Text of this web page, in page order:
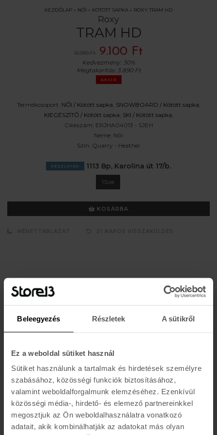
Beleegyezés Részletek A sütikről
Ez a weboldal sütiket használ
Sütiket használunk a tartalmak és hirdetések személyre
szabásához, közösségi funkciók biztosításához,
valamint weboldalforgalmunk elemzéséhez. Ezenkívül
közösségi média-, hirdető- és elemező partnereinkkel
megosztjuk az Ön weboldalhasználatra vonatkozó
adatait, akik kombinálhatják az adatokat más olyan
KEZDŐLAP » NŐI » KÖTÖTT SAPKA » ROXY TRAM HD
Roxy
TRAM HD
12.990 Ft 9.100 Ft
Kedvezmény: 30%
Megtakarítás: 3.890 Ft
AKCIÓ
Termékcsoport: NŐI / Kötött sapka; SNOWBOARD / Kötött sapka;
KIEGÉSZÍTŐ / Kötött sapka; SKI / Kötött sapka;
Cikkszám: ERJHA04013 - SJEH
Neme: Női
Szín: Quarry - Heather
KÉSZLETEN 1113 Bp, Karolina út 17/b.
1Size
KOSÁRBA
Értesülj az újdonságokról, akciókról
E-MAIL
K A R O L I N A 17 / B
Hétfő - Péntek: 11:00 - 19:00
Szombat: 10:00 - 19:00
Vasárnap: ZÁRVA